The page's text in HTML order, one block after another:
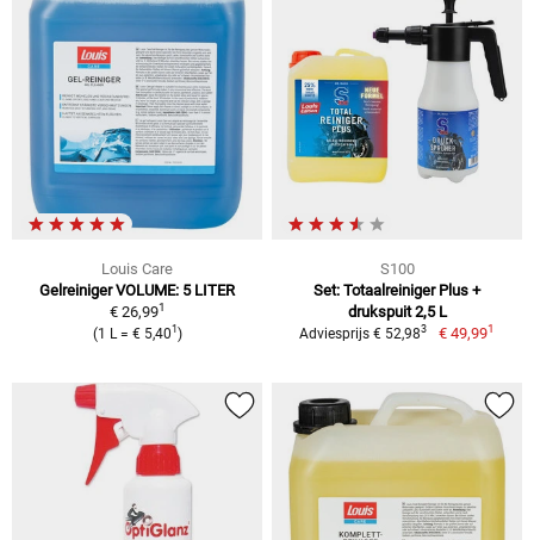
Louis Care
Gelreiniger VOLUME: 5 LITER
€ 26,991
(1 L = € 5,401 )
S100
Set: Totaalreiniger Plus +
drukspuit 2,5 L
Adviesprijs € 52,983 € 49,991